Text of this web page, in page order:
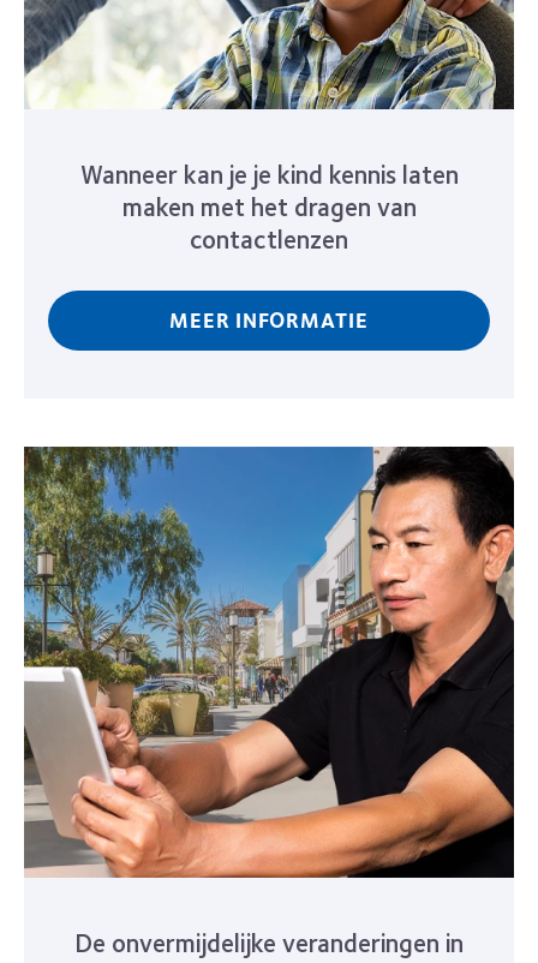
Wanneer kan je je kind kennis laten
maken met het dragen van
contactlenzen
MEER INFORMATIE
De onvermijdelijke veranderingen in